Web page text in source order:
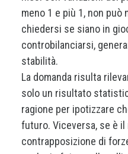
meno 1 e più 1, non
chiedersi se siano in
controbilanciarsi,
stabilità.
La domanda risulta
solo un risultato
ragione per ipotizzare
futuro. Viceversa, se è
contrapposizione di